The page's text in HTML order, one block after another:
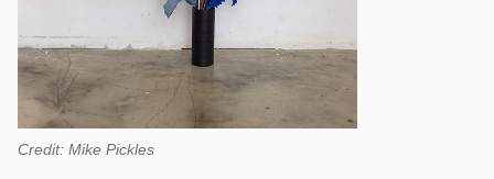
Credit: Mike Pickles